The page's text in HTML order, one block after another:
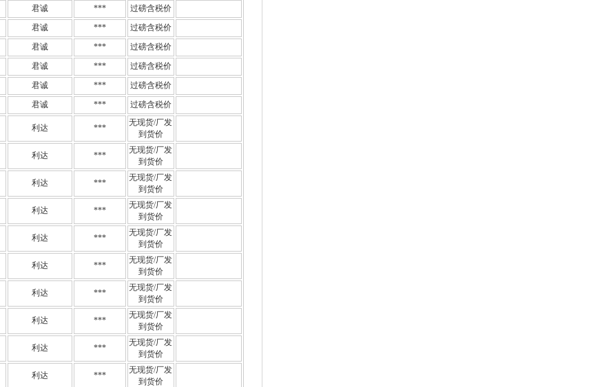
君诚 ***
过磅含税价
君诚 ***
过磅含税价
君诚 ***
过磅含税价
君诚 ***
过磅含税价
君诚 ***
过磅含税价
君诚 *** 过磅含税价
利达 ***
无现货/厂发
到货价
利达 ***
无现货/厂发
到货价
利达 ***
无现货/厂发
到货价
利达 ***
无现货/厂发
到货价
利达 ***
无现货/厂发
到货价
利达 ***
无现货/厂发
到货价
利达 ***
无现货/厂发
到货价
利达 ***
无现货/厂发
到货价
利达 ***
无现货/厂发
到货价
利达 ***
无现货/厂发
到货价